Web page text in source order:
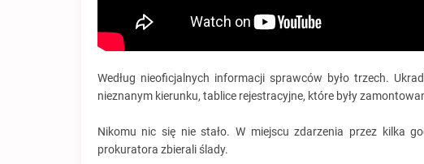
Według nieoficjalnych informacji sprawców było trzech.
nieznanym kierunku, tablice rejestracyjne, które były
Nikomu nic się nie stało. W miejscu zdarzenia przez kilka
prokuratora zbierali ślady.